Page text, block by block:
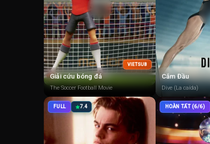
VIETSUB
Giải cứu bóng đá
The Soccer Football Movie
Cắm Đầu
Dive (La caída)
FULL 7.4 HOÀN TẤT (6/6)